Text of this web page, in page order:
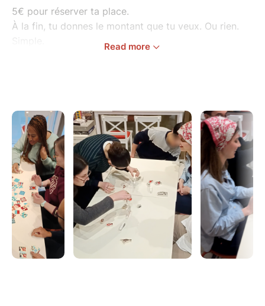
5€ pour réserver ta place.
À la fin, tu donnes le montant que tu veux. Ou rien.
manches.
Pas besoin d'être un pro des cartes, viens comme tu
es.
Ici, l’objectif c’est de favoriser les rencontres (sans
pression).
La plupart des gens viennent seuls, c’est même la
norme.
On crée des moments pensés pour briser la glace
Read more